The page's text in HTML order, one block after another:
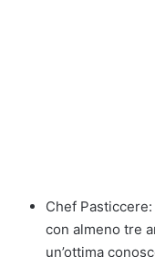
Chef
con almeno tre
un’ottima